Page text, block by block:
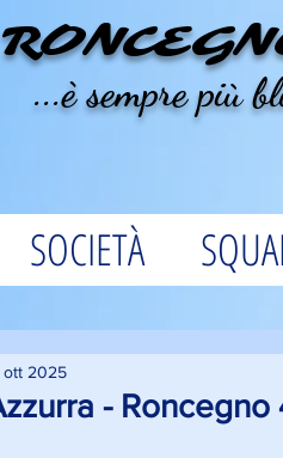
...è sempre più
SOCIETÀ
-
ott 2025